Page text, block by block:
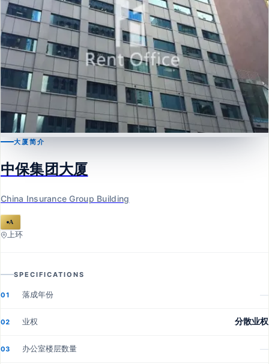
中保集团大厦
China Insurance Group Building
大厦简介
中保集团大厦
China Insurance Group Building
A
上环
SPECIFICATIONS
01 落成年份 —
02 业权 分散业权
03 办公室楼层数量 —